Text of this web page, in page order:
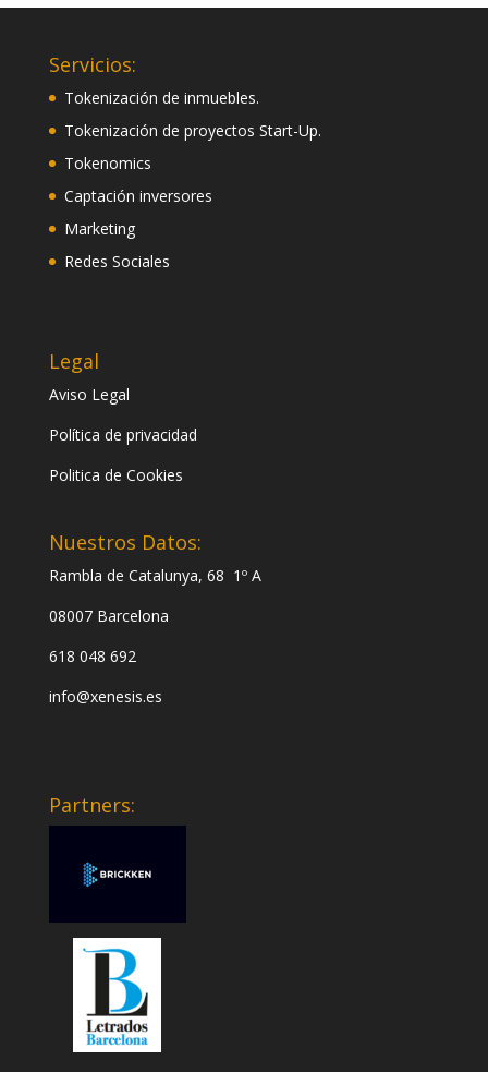
Servicios:
Tokenización de inmuebles.
Tokenización de proyectos Start-Up.
Tokenomics
Captación inversores
Marketing
Redes Sociales
Legal
Aviso Legal
Política de privacidad
Politica de Cookies
Nuestros Datos:
Rambla de Catalunya, 68 1º A
08007 Barcelona
618 048 692
info@xenesis.es
Partners: